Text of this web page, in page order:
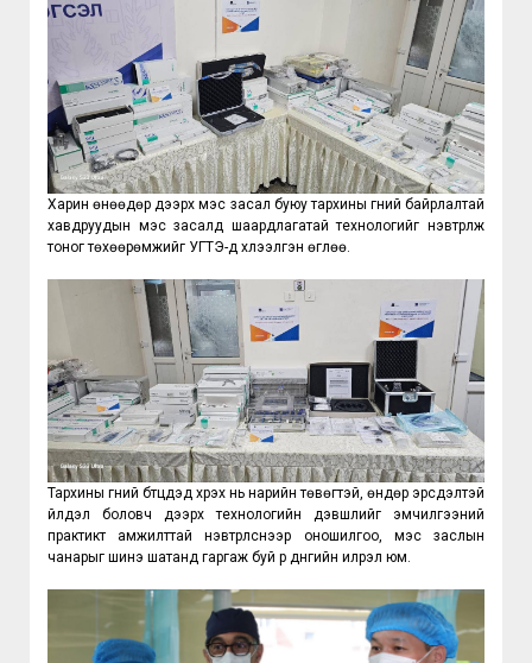
Харин өнөөдөр дээрх мэс засал буюу тархины гүний байрлалтай
хавдруудын мэс засалд шаардлагатай технологийг нэвтрүүлж
тоног төхөөрөмжийг УГТЭ-д хүлээлгэн өглөө.
Тархины гүний бүтцүүдэд хүрэх нь нарийн төвөгтэй, өндөр эрсдэлтэй
үйлдэл боловч дээрх технологийн дэвшлийг эмчилгээний
практикт амжилттай нэвтрүүлснээр оношилгоо, мэс заслын
чанарыг шинэ шатанд гаргаж буй үр дүнгийн илрэл юм.